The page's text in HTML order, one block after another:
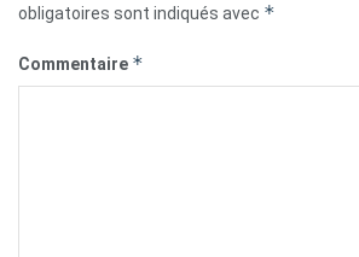
obligatoires sont indiqués avec *
Commentaire *